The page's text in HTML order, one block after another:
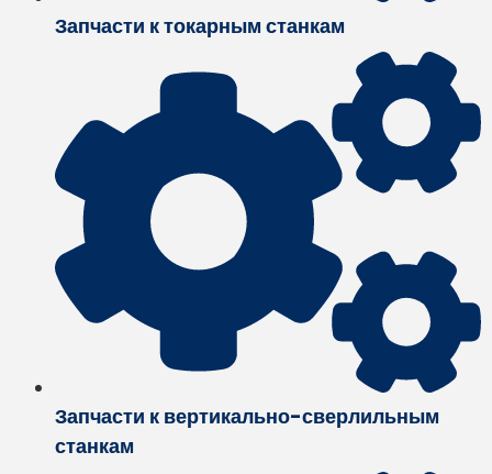
Запчасти к токарным станкам
Запчасти к вертикально-сверлильным
станкам